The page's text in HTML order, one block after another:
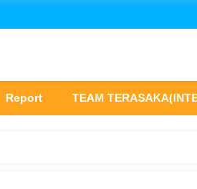
Report TEAM